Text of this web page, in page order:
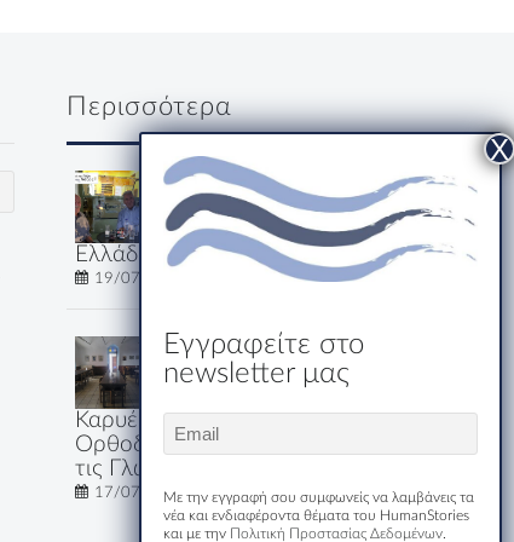
Περισσότερα
Δύο κύριοι, ένα
ουζάκι και μία
ολόκληρη
Ελλάδα
19/07/2026
Εστιατόριο-
Ξενώνας
Καρυές: Εκεί που η
Ορθοδοξία Μιλάει Όλες
τις Γλώσσες του Κόσμου
17/07/2026
Εγγραφείτε στο
newsletter μας
Με την εγγραφή σου συμφωνείς να λαμβάνεις τα
νέα και ενδιαφέροντα θέματα του HumanStories
και με την Πολιτική Προστασίας Δεδομένων